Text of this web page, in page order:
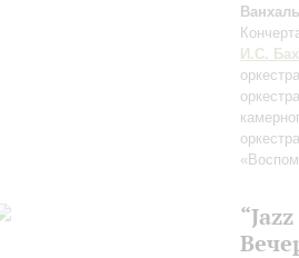
Ванхаль
И.С. Бах